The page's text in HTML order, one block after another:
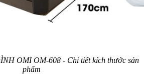
OMI OM-608 - Chi tiết kích thước sản
phẩm